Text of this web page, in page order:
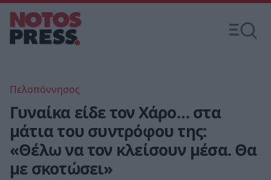
Πελοπόννησος
Γυναίκα είδε τον Χάρο… στα
μάτια του συντρόφου της:
«Θέλω να τον κλείσουν μέσα. Θα
με σκοτώσει»